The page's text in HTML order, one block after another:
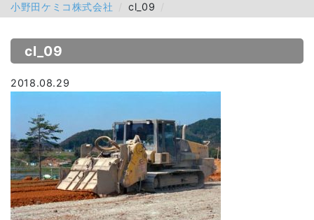
小野田ケミコ株式会社 cl_09
cl_09
2018.08.29